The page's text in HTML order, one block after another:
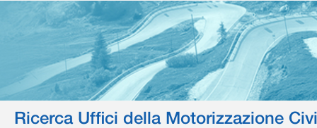
Ricerca Uffici della Motorizzazione